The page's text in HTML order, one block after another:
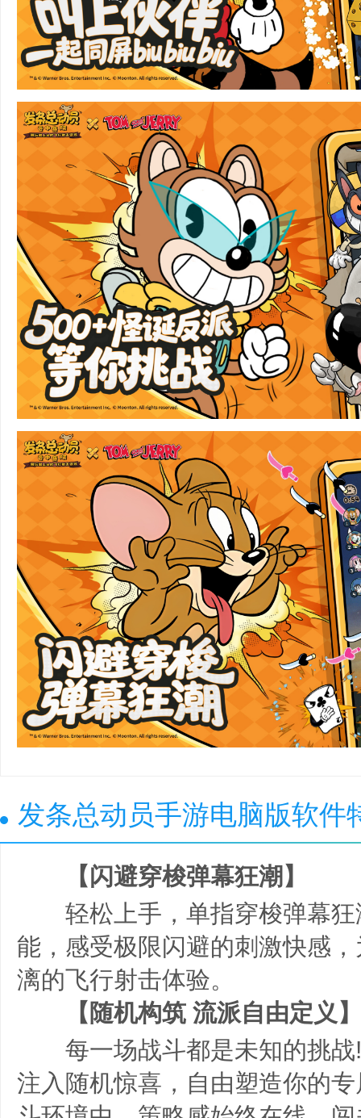
发条总动员手游电脑版软件
【闪避穿梭弹幕狂潮】
轻松上手，单指穿梭弹幕狂
能，感受极限闪避的刺激快感
漓的飞行射击体验。
【随机构筑 流派自由定义】
每一场战斗都是未知的挑战!
注入随机惊喜，自由塑造你的